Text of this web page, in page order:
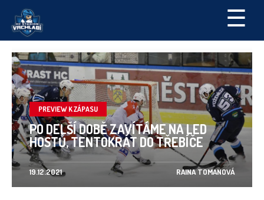
☰
PREVIEW K ZÁPASU
PO DELŠÍ DOBĚ ZAVÍTÁME NA LED
HOSTŮ, TENTOKRÁT DO TŘEBÍČE
19.12.2021 RAINA TOMANOVÁ